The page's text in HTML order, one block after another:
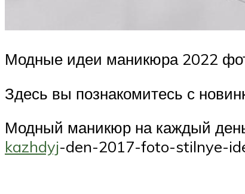
Модные идеи маникюра 2022
Здесь вы познакомитесь с
Модный маникюр на каждый
kazhdyj-den-2017-foto-stilnye-